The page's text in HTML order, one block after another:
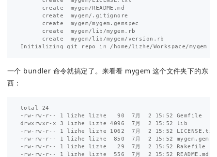
      create  mygem/README.md
      create  mygem/.gitignore
      create  mygem/mygem.gemspec
      create  mygem/lib/mygem.rb
      create  mygem/lib/mygem/version.rb
一个 bundler 命令就搞定了。来看看 mygem 这个文件夹下的东
西：
total 24
-rw-rw-r-- 1 lizhe lizhe   90  7月  2 15:52 Gemfile
drwxrwxr-x 3 lizhe lizhe 4096  7月  2 15:52 lib
-rw-rw-r-- 1 lizhe lizhe 1062  7月  2 15:52 LICENSE.txt
-rw-rw-r-- 1 lizhe lizhe  850  7月  2 15:52
-rw-rw-r-- 1 lizhe lizhe   29  7月  2 15:52 Rakefile